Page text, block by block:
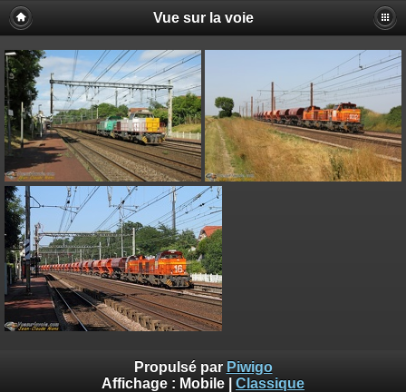
Vue sur la voie
Propulsé par Piwigo
Affichage : Mobile Classique